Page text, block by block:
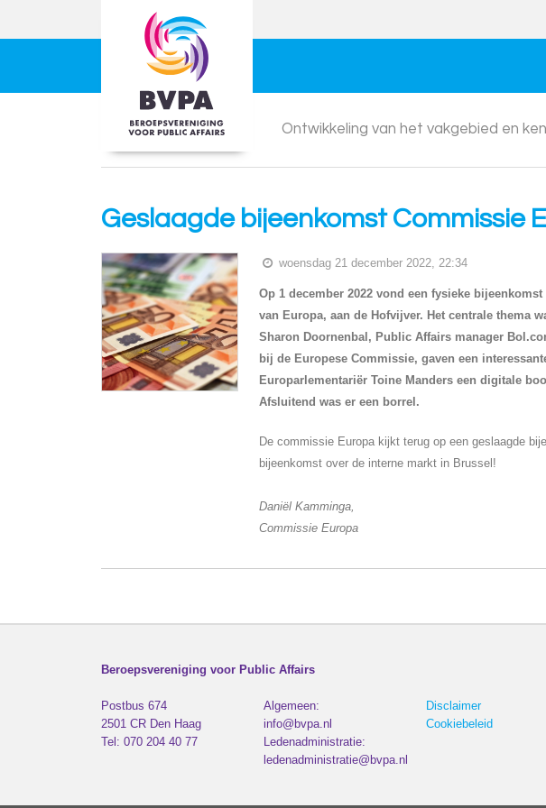
Ontwikkeling van het vakgebied en
Geslaagde bijeenkomst Commissie
woensdag 21 december 2022, 22:34
Op 1 december 2022 vond een fysieke
van Europa, aan de Hofvijver. Het centrale thema
Sharon Doornenbal, Public Affairs manager
bij de Europese Commissie, gaven een
Europarlementariër Toine Manders een digitale
Afsluitend was er een borrel.
De commissie Europa kijkt terug op een geslaagde
bijeenkomst over de interne markt in Brussel!
Daniël Kamminga,
Commissie Europa
Beroepsvereniging voor Public Affairs
Postbus 674
2501 CR Den Haag
Tel: 070 204 40 77
Algemeen:
info@bvpa.nl
Ledenadministratie:
ledenadministratie@bvpa.nl
Disclaimer
Cookiebeleid